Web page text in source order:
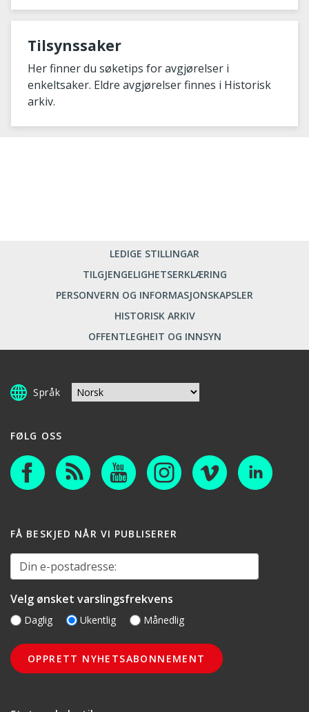
Tilsynssaker
Her finner du søketips for avgjørelser i
enkeltsaker. Eldre avgjørelser finnes i Historisk
arkiv.
LEDIGE STILLINGAR
TILGJENGELIGHETSERKLÆRING
PERSONVERN OG INFORMASJONSKAPSLER
HISTORISK ARKIV
OFFENTLEGHEIT OG INNSYN
Språk
FØLG OSS
FÅ BESKJED NÅR VI PUBLISERER
Din e-postadresse:
Velg ønsket varslingsfrekvens
Daglig Ukentlig Månedlig